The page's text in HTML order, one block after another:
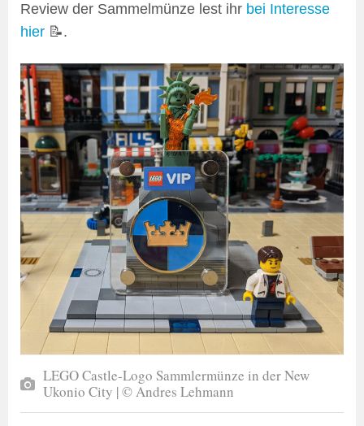
Review der Sammelmünze lest ihr bei Interesse
hier 📝.
LEGO Castle-Logo Sammlermünze in der New
Ukonio City | © Andres Lehmann